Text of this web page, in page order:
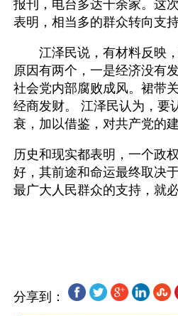
报刊，电台多达千余家。这
表明，相当多的群众转向支
江泽民说，有材料反映，
原因有两个，一是经济没有
社会党内部腐败成风。裙带
经商发财。 江泽民认为，要
衰，加以借鉴，对共产党的
历史和现实都表明，一个政
好，其前途和命运最终取决
最广大人民群众的支持，就
分享到：